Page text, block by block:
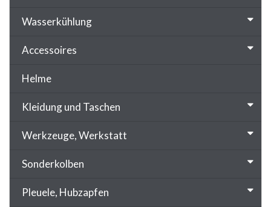
Wasserkühlung
Accessoires
Helme
Kleidung und Taschen
Werkzeuge, Werkstatt
Sonderkolben
Pleuele, Hubzapfen